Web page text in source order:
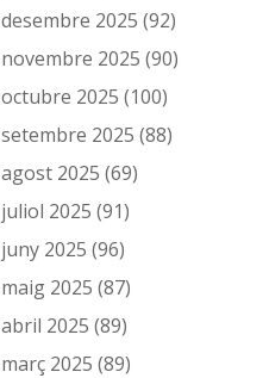
desembre 2025 (92)
novembre 2025 (90)
octubre 2025 (100)
setembre 2025 (88)
agost 2025 (69)
juliol 2025 (91)
juny 2025 (96)
maig 2025 (87)
abril 2025 (89)
març 2025 (89)